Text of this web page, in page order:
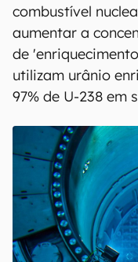
combustível
aumentar a
de
utilizam urânio
97% de U-238 em